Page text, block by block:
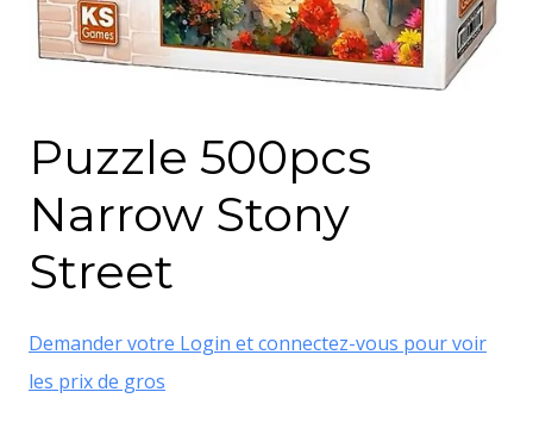
Puzzle 500pcs
Narrow Stony
Street
Demander votre Login et connectez-vous pour voir
les prix de gros